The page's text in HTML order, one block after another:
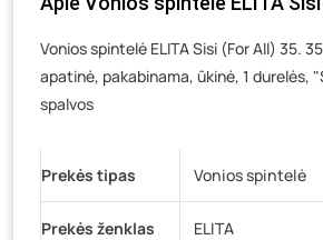
Luokės g. 82, Telšiai - 0 vienetų
Veteranų g. 11, Visaginas - 0
Baravykų g. 1, Druskininkai - 0
Vilniaus g. 89D, Ukmergė
K. Donelaičio g. 17, Rokiškis
Šaltupės g. 64, Zarasai- 0 vienetų
Vonios spintelė ELITA Sisi (For All) 35.
apatinė, pakabinama, ūkinė, 1 durelės,
spalvos
Prekės tipas Vonios spintelė
Prekės ženklas ELITA